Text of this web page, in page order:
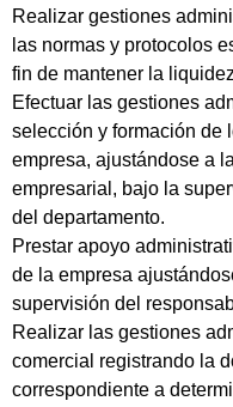
Realizar gestiones
las normas y protocolos
fin de mantener la
Efectuar las gestiones
selección y formación de
empresa, ajustándose a
empresarial, bajo la
del departamento.
Prestar apoyo
de la empresa
supervisión del
Realizar las gestiones
comercial registrando la
correspondiente a